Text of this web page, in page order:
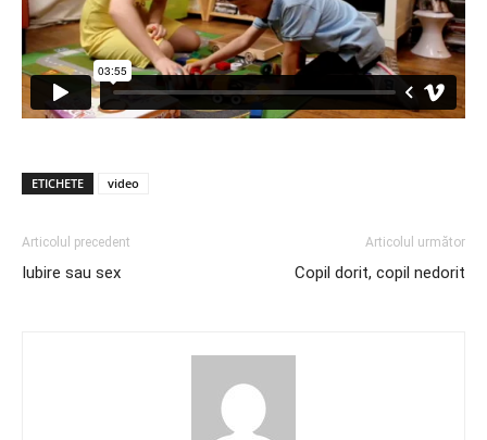
ETICHETE video
Articolul precedent
Iubire sau sex
Articolul următor
Copil dorit, copil nedorit